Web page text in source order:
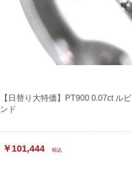
【日替り大特価】PT900 0.07ct ル
ンド
￥101,444 税込